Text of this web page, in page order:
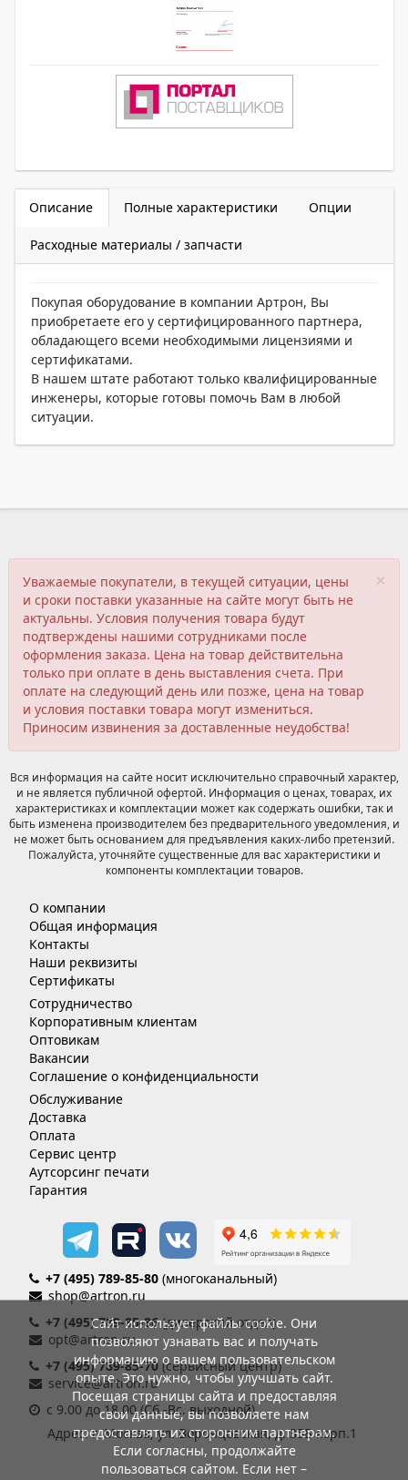
Описание Полные характеристики Опции
Расходные материалы / запчасти
Покупая оборудование в компании Артрон, Вы
приобретаете его у сертифицированного партнера,
обладающего всеми необходимыми лицензиями и
сертификатами.
В нашем штате работают только квалифицированные
инженеры, которые готовы помочь Вам в любой
ситуации.
×
Уважаемые покупатели, в текущей ситуации, цены
и сроки поставки указанные на сайте могут быть не
актуальны. Условия получения товара будут
подтверждены нашими сотрудниками после
оформления заказа. Цена на товар действительна
только при оплате в день выставления счета. При
оплате на следующий день или позже, цена на товар
и условия поставки товара могут измениться.
Приносим извинения за доставленные неудобства!
Вся информация на сайте носит исключительно справочный характер,
и не является публичной офертой. Информация о ценах, товарах, их
характеристиках и комплектации может как содержать ошибки, так и
быть изменена производителем без предварительного уведомления, и
не может быть основанием для предъявления каких-либо претензий.
Пожалуйста, уточняйте существенные для вас характеристики и
компоненты комплектации товаров.
О компании
Общая информация
Контакты
Наши реквизиты
Сертификаты
Сотрудничество
Корпоративным клиентам
Оптовикам
Вакансии
Соглашение о конфиденциальности
Обслуживание
Доставка
Оплата
Сервис центр
Аутсорсинг печати
Гарантия
+7 (495) 789-85-80 (многоканальный)
shop@artron.ru
+7 (495) 789-85-86(дилерский отдел)
opt@artron.ru
+7 (495) 789-85-70 (сервисный центр)
service@artron.ru
с 9.00 до 18.00 (Сб.-Вс. выходной)
Адрес: г. Москва, ул. Воронцовская, д. 35Б корп.1
Сайт использует файлы cookie. Они
позволяют узнавать вас и получать
информацию о вашем пользовательском
опыте. Это нужно, чтобы улучшать сайт.
Посещая страницы сайта и предоставляя
свои данные, вы позволяете нам
предоставлять их сторонним партнерам.
Если согласны, продолжайте
пользоваться сайтом. Если нет –